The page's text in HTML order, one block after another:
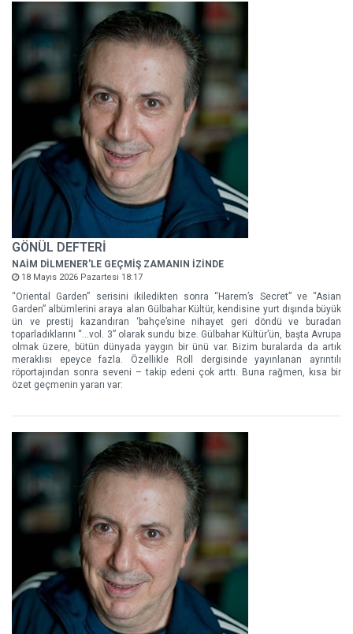
GÖNÜL DEFTERİ
NAİM DİLMENER'LE GEÇMİŞ ZAMANIN İZİNDE
18 Mayıs 2026 Pazartesi 18:17
“Oriental Garden” serisini ikiledikten sonra “Harem’s Secret” ve “Asian
Garden” albümlerini araya alan Gülbahar Kültür, kendisine yurt dışında büyük
ün ve prestij kazandıran ‘bahçe’sine nihayet geri döndü ve buradan
toparladıklarını “…vol. 3” olarak sundu bize. Gülbahar Kültür’ün, başta Avrupa
olmak üzere, bütün dünyada yaygın bir ünü var. Bizim buralarda da artık
meraklısı epeyce fazla. Özellikle Roll dergisinde yayınlanan ayrıntılı
röportajından sonra seveni – takip edeni çok arttı. Buna rağmen, kısa bir
özet geçmenin yararı var: